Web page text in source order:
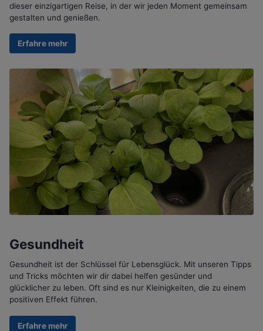
dieser einzigartigen Reise, in der wir jeden Moment gemeinsam
gestalten und genießen.
Erfahre mehr
Gesundheit
Gesundheit ist der Schlüssel für Lebensglück. Mit unseren Tipps
und Tricks möchten wir dir dabei helfen gesünder und
glücklicher zu leben. Oft sind es nur Kleinigkeiten, die zu einem
positiven Effekt führen.
Erfahre mehr